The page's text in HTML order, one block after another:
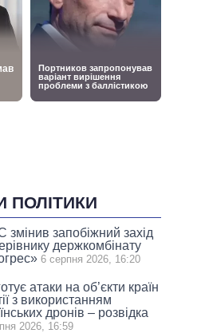
ПОЛІТИКИ
змінив запобіжний захід
держкомбінату
6 серпня 2026, 16:20
атаки на об’єкти країн
з використанням
дронів – розвідка
2026, 16:59